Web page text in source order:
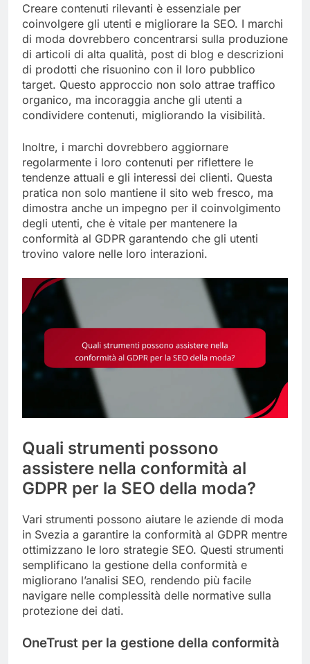
Creare contenuti rilevanti è essenziale per
coinvolgere gli utenti e migliorare la SEO. I marchi
di moda dovrebbero concentrarsi sulla produzione
di articoli di alta qualità, post di blog e descrizioni
di prodotti che risuonino con il loro pubblico
target. Questo approccio non solo attrae traffico
organico, ma incoraggia anche gli utenti a
condividere contenuti, migliorando la visibilità.
Inoltre, i marchi dovrebbero aggiornare
regolarmente i loro contenuti per riflettere le
tendenze attuali e gli interessi dei clienti. Questa
pratica non solo mantiene il sito web fresco, ma
dimostra anche un impegno per il coinvolgimento
degli utenti, che è vitale per mantenere la
conformità al GDPR garantendo che gli utenti
trovino valore nelle loro interazioni.
Quali strumenti possono
assistere nella conformità al
GDPR per la SEO della moda?
Vari strumenti possono aiutare le aziende di moda
in Svezia a garantire la conformità al GDPR mentre
ottimizzano le loro strategie SEO. Questi strumenti
semplificano la gestione della conformità e
migliorano l’analisi SEO, rendendo più facile
navigare nelle complessità delle normative sulla
protezione dei dati.
OneTrust per la gestione della conformità